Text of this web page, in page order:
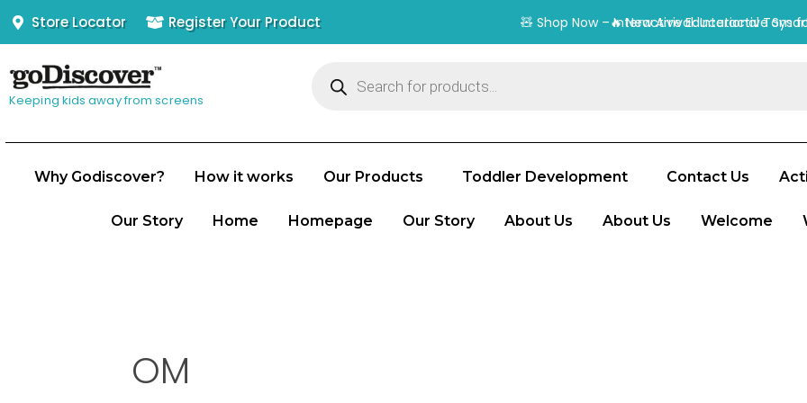
Skip
to
content
Store Locator Register Your Product
Keeping kids away from screens
search
Why Godiscover? How it works Our Products Toddler Development Contact Us
Our Story Home Homepage Our Story About Us About Us Welcome
OM